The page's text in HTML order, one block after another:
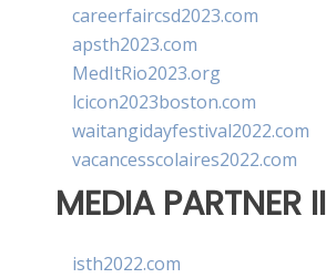
careerfaircsd2023.com
apsth2023.com
MedItRio2023.org
lcicon2023boston.com
waitangidayfestival2022.com
vacancesscolaires2022.com
MEDIA PARTNER II
isth2022.com